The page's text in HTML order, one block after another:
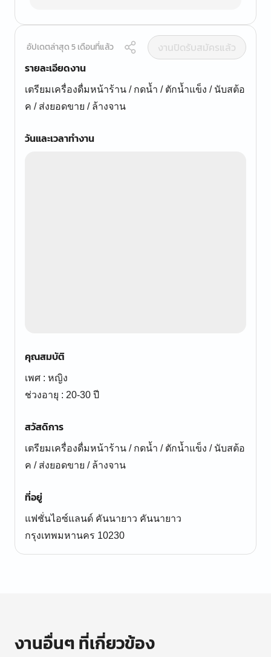
อัปเดตล่าสุด 5 เดือนที่แล้ว
งานปิดรับสมัครแล้ว
รายละเอียดงาน
เตรียมเครื่องดื่มหน้าร้าน / กดน้ำ / ตักน้ำแข็ง / นับสต้อ
ค / ส่งยอดขาย / ล้างจาน
วันและเวลาทำงาน
คุณสมบัติ
เพศ : หญิง
ช่วงอายุ : 20-30 ปี
สวัสดิการ
เตรียมเครื่องดื่มหน้าร้าน / กดน้ำ / ตักน้ำแข็ง / นับสต้อ
ค / ส่งยอดขาย / ล้างจาน
ที่อยู่
แฟชั่นไอซ์แลนด์ คันนายาว คันนายาว
กรุงเทพมหานคร 10230
งานอื่นๆ ที่เกี่ยวข้อง